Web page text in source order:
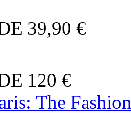
39,90 €
120 €
The